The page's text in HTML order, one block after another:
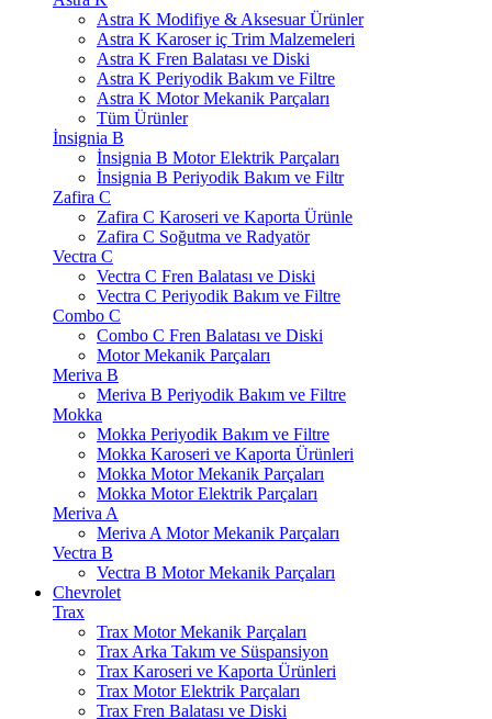
Astra K Modifiye & Aksesuar Ürünler
Astra K Karoser iç Trim Malzemeleri
Astra K Fren Balatası ve Diski
Astra K Periyodik Bakım ve Filtre
Astra K Motor Mekanik Parçaları
Tüm Ürünler
İnsignia B
İnsignia B Motor Elektrik Parçaları
İnsignia B Periyodik Bakım ve Filtr
Zafira C
Zafira C Karoseri ve Kaporta Ürünle
Zafira C Soğutma ve Radyatör
Vectra C
Vectra C Fren Balatası ve Diski
Vectra C Periyodik Bakım ve Filtre
Combo C
Combo C Fren Balatası ve Diski
Motor Mekanik Parçaları
Meriva B
Meriva B Periyodik Bakım ve Filtre
Mokka
Mokka Periyodik Bakım ve Filtre
Mokka Karoseri ve Kaporta Ürünleri
Mokka Motor Mekanik Parçaları
Mokka Motor Elektrik Parçaları
Meriva A
Meriva A Motor Mekanik Parçaları
Vectra B
Vectra B Motor Mekanik Parçaları
Chevrolet
Trax
Trax Motor Mekanik Parçaları
Trax Arka Takım ve Süspansiyon
Trax Karoseri ve Kaporta Ürünleri
Trax Motor Elektrik Parçaları
Trax Fren Balatası ve Diski